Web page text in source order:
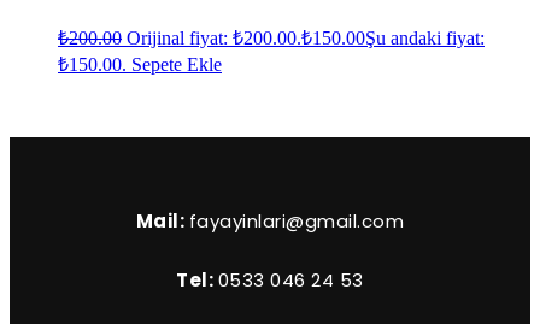
₺200.00 Orijinal fiyat: ₺200.00.₺150.00Şu andaki fiyat:
₺150.00. Sepete Ekle
Mail: fayayinlari@gmail.com
Tel:0533 046 24 53